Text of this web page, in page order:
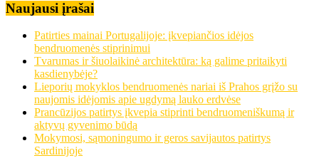
Naujausi įrašai
Patirties mainai Portugalijoje: įkvepiančios idėjos
bendruomenės stiprinimui
Tvarumas ir šiuolaikinė architektūra: ką galime pritaikyti
kasdienybėje?
Lieporių mokyklos bendruomenės nariai iš Prahos grįžo su
naujomis idėjomis apie ugdymą lauko erdvėse
Prancūzijos patirtys įkvepia stiprinti bendruomeniškumą ir
aktyvų gyvenimo būdą
Mokymosi, sąmoningumo ir geros savijautos patirtys
Sardinijoje